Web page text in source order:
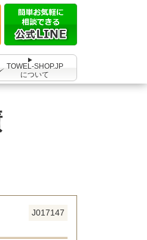
TOWEL-SHOP.JP
について
J017147